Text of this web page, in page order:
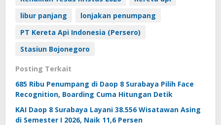
libur panjang
lonjakan penumpang
PT Kereta Api Indonesia (Persero)
Stasiun Bojonegoro
Posting Terkait
685 Ribu Penumpang di Daop 8 Surabaya Pilih Face
Recognition, Boarding Cuma Hitungan Detik
KAI Daop 8 Surabaya Layani 38.556 Wisatawan Asing
di Semester I 2026, Naik 11,6 Persen